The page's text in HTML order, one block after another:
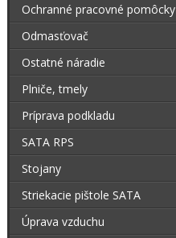
Ochranné pracovné pomôcky
Odmasťovač
Ostatné náradie
Plniče, tmely
Príprava podkladu
SATA RPS
Stojany
Striekacie pištole SATA
Úprava vzduchu